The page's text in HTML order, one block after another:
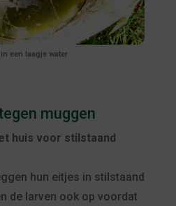
een laagje water
muggen
huis voor stilstaand
hun eitjes in stilstaand
de larven ook op voordat